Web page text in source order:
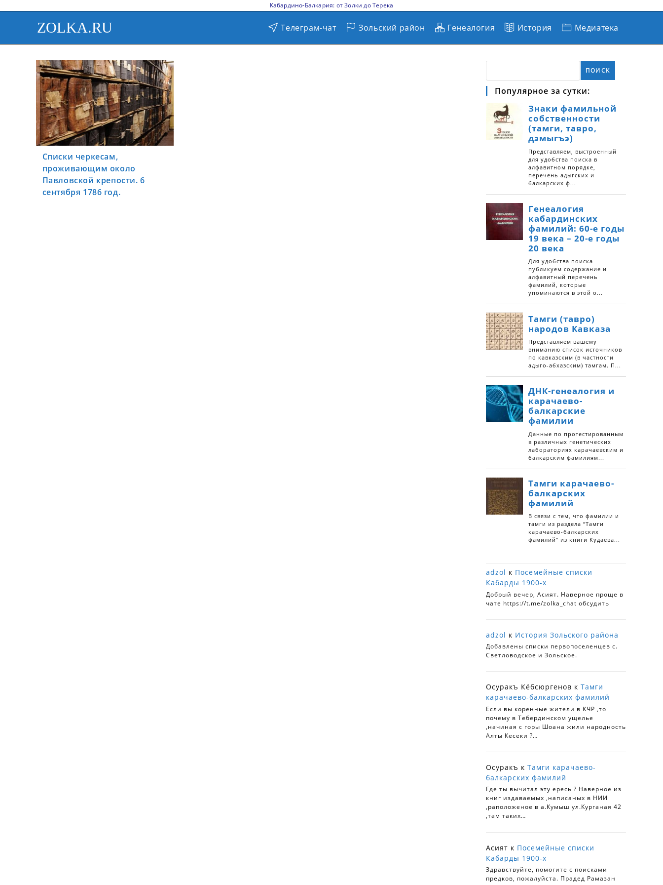
Кабардино-Балкария: от Золки до Терека
ZOLKA.RU Телеграм-чат Зольский район Генеалогия История Медиатека
Списки черкесам,
проживающим около
Павловской крепости. 6
сентября 1786 год.
ПОИСК
Популярное за сутки:
adzol к Посемейные списки
Кабарды 1900-х
Добрый вечер, Асият. Наверное проще в
чате https://t.me/zolka_chat обсудить
adzol к История Зольского района
Добавлены списки первопоселенцев с.
Светловодское и Зольское.
Осуракъ Кёбсюргенов к Тамги
карачаево-балкарских фамилий
Если вы коренные жители в КЧР ,то
почему в Тебердинском ущелье
,начиная с горы Шоана жили народность
Алты Кесеки ?…
Осуракъ к Тамги карачаево-
балкарских фамилий
Где ты вычитал эту ересь ? Наверное из
книг издаваемых ,написаных в НИИ
,раположеное в а.Кумыш ул.Курганая 42
,там таких…
Асият к Посемейные списки
Кабарды 1900-х
Здравствуйте, помогите с поисками
предков, пожалуйста. Прадед Рамазан